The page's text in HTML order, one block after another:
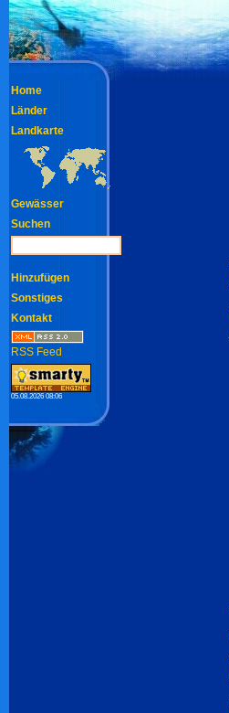
Home
Länder
Landkarte
Gewässer
Suchen
Hinzufügen
Sonstiges
Kontakt
RSS Feed
05.08.2026 08:06